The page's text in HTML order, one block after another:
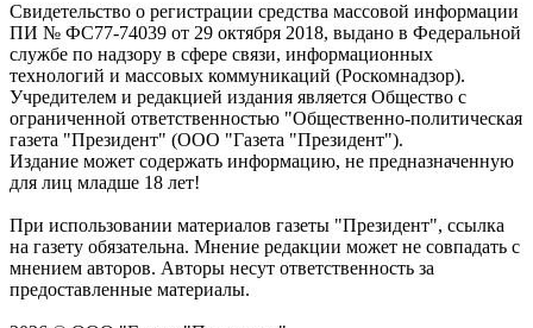
Свидетельство о регистрации средства массовой информации
ПИ № ФС77-74039 от 29 октября 2018, выдано в Федеральной
службе по надзору в сфере связи, информационных
технологий и массовых коммуникаций (Роскомнадзор).
Учредителем и редакцией издания является Общество с
ограниченной ответственностью "Общественно-политическая
газета "Президент" (ООО "Газета "Президент").
Издание может содержать информацию, не предназначенную
для лиц младше 18 лет!
При использовании материалов газеты "Президент", ссылка
на газету обязательна. Мнение редакции может не совпадать с
мнением авторов. Авторы несут ответственность за
предоставленные материалы.